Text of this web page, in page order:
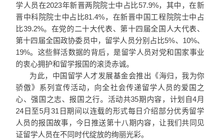
学人员在2023年新晋两院院士中占比57.9%，其中，在新
晋中科院院士中占比81.4%，在新晋中国工程院院士中占
比39.2%。在党的二十大代表、第十四届全国人大代表、
第十四届全国政协委员中，留学人员分别占比5%、10%、
19%。这些鲜活数据的背后，是留学人员对党和国家事业
的衷心拥护和留学报国的滚烫赤诚。
为此，中国留学人才发展基金会推出《海归，我为你
骄傲》系列宣传活动，向全社会传递留学人员的爱国之
心、强国之志、报国之行。活动共35期内容，计划自4月
24日至5月31日期间以连载的形式每日介绍部分优秀留学
人员的报国故事，今日推送第十八期内容，让我们共同见
证留学人员在不同时代绽放的绚丽光彩。